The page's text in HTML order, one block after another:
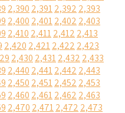
2,390 2,3912,392 2,393
2,400 2,4012,402 2,403
2,410 2,4112,412 2,413
2,420 2,4212,422 2,423
2,430 2,4312,432 2,433
2,440 2,4412,442 2,443
2,450 2,4512,452 2,453
2,460 2,4612,462 2,463
2,470 2,4712,472 2,473